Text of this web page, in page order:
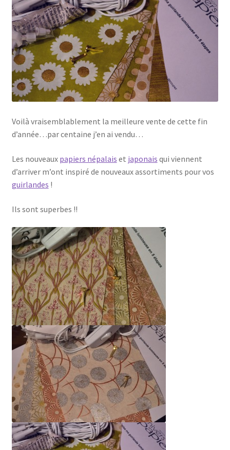
Voilà vraisemblablement la meilleure vente de cette fin
d’année…par centaine j’en ai vendu…
Les nouveaux papiers népalais et japonais qui viennent
d’arriver m’ont inspiré de nouveaux assortiments pour vos
guirlandes !
Ils sont superbes !!